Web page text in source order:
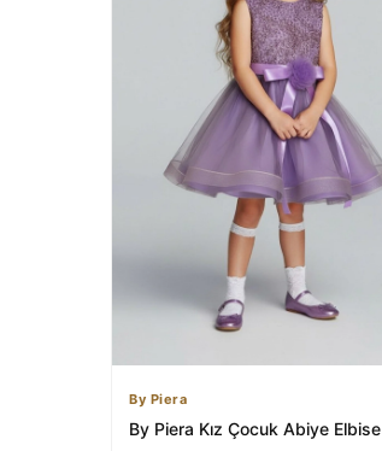
By Piera
By Piera Kız Çocuk Abiye Elbise